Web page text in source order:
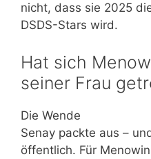
nicht, dass sie 2025
DSDS-Stars wird.
Hat sich
seiner Frau
Die Wende
Senay packte aus –
öffentlich. Für